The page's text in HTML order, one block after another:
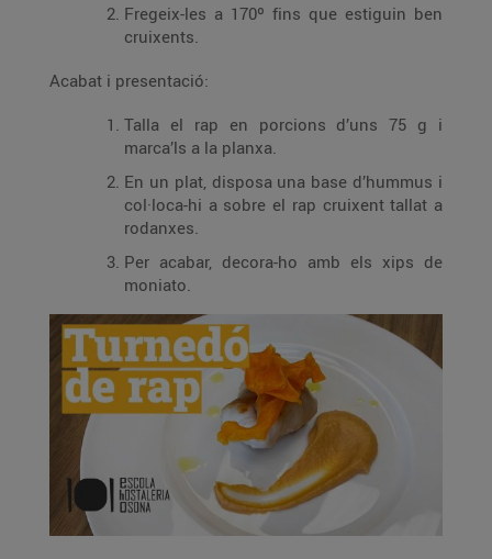
Fregeix-les a 170º fins que estiguin ben
cruixents.
Acabat i presentació:
Talla el rap en porcions d’uns 75 g i
marca’ls a la planxa.
En un plat, disposa una base d’hummus i
col·loca-hi a sobre el rap cruixent tallat a
rodanxes.
Per acabar, decora-ho amb els xips de
moniato.